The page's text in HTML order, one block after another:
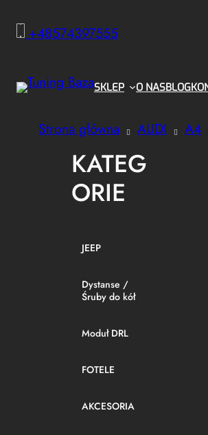
+48574397555
SKLEP O NASBLOG
Strona główna AUDI A4
KATEG
ORIE
JEEP
Dystanse /
Śruby do kół
Moduł DRL
FOTELE
AKCESORIA